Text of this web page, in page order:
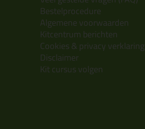
Bestelprocedure
Algemene voorwaarden
Kitcentrum berichten
Cookies & privacy verklaring
Disclaimer
Kit cursus volgen